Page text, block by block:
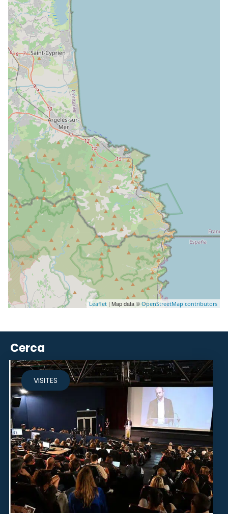
Leaflet | Map data © OpenStreetMap contributors
Cerca
VISITES